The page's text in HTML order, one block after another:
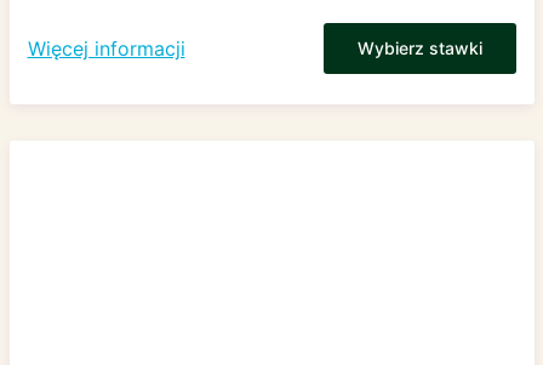
Więcej informacji Wybierz stawki